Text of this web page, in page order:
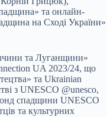
та онлайн-
на Сході України»
та Луганщини»
UA 2023/24, що
та Ukrainian
з UNESCO @unesco,
спадщини UNESCO
та культурних